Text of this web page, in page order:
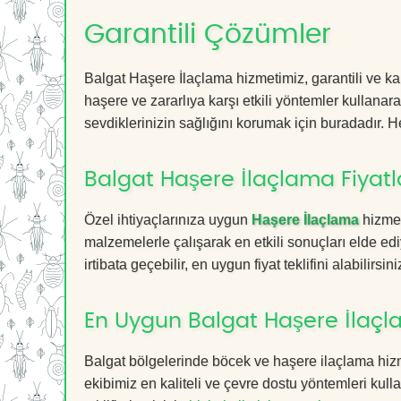
Garantili Çözümler
Balgat Haşere İlaçlama hizmetimiz, garantili ve
haşere ve zararlıya karşı etkili yöntemler
sevdiklerinizin sağlığını korumak için buradadır.
Balgat Haşere İlaçlama
Özel ihtiyaçlarınıza uygun Haşere İlaçlama
malzemelerle çalışarak en etkili sonuçları elde
irtibata geçebilir, en uygun fiyat teklifini
En Uygun Balgat Haşere
Balgat bölgelerinde böcek ve haşere ilaçlama
ekibimiz en kaliteli ve çevre dostu yöntemleri